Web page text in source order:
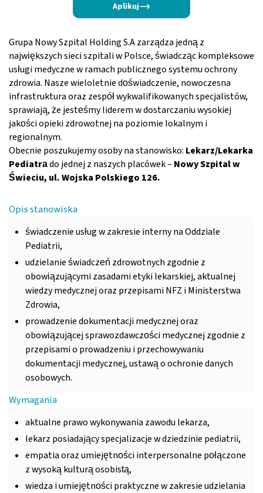
Aplikuj
Grupa Nowy Szpital Holding S.A zarządza jedną z
największych sieci szpitali w Polsce, świadcząc kompleksowe
usługi medyczne w ramach publicznego systemu ochrony
zdrowia. Nasze wieloletnie doświadczenie, nowoczesna
infrastruktura oraz zespół wykwalifikowanych specjalistów,
sprawiają, że jesteśmy liderem w dostarczaniu wysokiej
jakości opieki zdrowotnej na poziomie lokalnym i
regionalnym.
Obecnie poszukujemy osoby na stanowisko:​ Lekarz/Lekarka
Pediatra​do jednej z naszych placówek – Nowy Szpital w
Świeciu, ul. Wojska Polskiego 126.
Opis stanowiska
świadczenie usług w zakresie interny na Oddziale
Pediatrii,
udzielanie świadczeń zdrowotnych zgodnie z
obowiązującymi zasadami etyki lekarskiej, aktualnej
wiedzy medycznej oraz przepisami NFZ i Ministerstwa
Zdrowia,
prowadzenie dokumentacji medycznej oraz
obowiązującej sprawozdawczości medycznej zgodnie z
przepisami o prowadzeniu i przechowywaniu
dokumentacji medycznej, ustawą o ochronie danych
osobowych.
Wymagania
aktualne prawo wykonywania zawodu lekarza,
lekarz posiadający specjalizacje w dziedzinie pediatrii,
empatia oraz umiejętności interpersonalne połączone
z wysoką kulturą osobistą,
wiedza i umiejętności praktyczne w zakresie udzielania